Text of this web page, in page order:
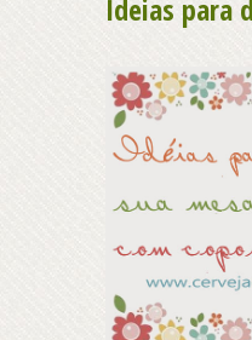
Ideias para